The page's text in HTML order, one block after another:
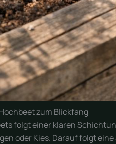
zum Blickfang
folgt einer klaren
oder Kies. Darauf folgt